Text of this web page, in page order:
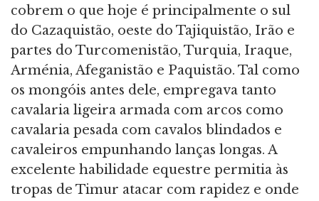
cobrem o que hoje é principalmente o sul
do Cazaquistão, oeste do Tajiquistão, Irão e
partes do Turcomenistão, Turquia, Iraque,
Arménia, Afeganistão e Paquistão. Tal como
os mongóis antes dele, empregava tanto
cavalaria ligeira armada com arcos como
cavalaria pesada com cavalos blindados e
cavaleiros empunhando lanças longas. A
excelente habilidade equestre permitia às
tropas de Timur atacar com rapidez e onde